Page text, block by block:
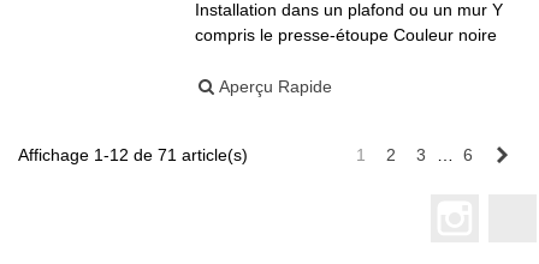
Installation dans un plafond ou un mur Y
compris le presse-étoupe Couleur noire
Aperçu Rapide
Affichage 1-12 de 71 article(s) 1 2 3 6